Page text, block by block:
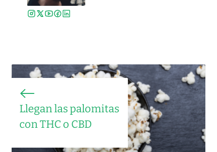
Llegan las palomitas
con THC o CBD